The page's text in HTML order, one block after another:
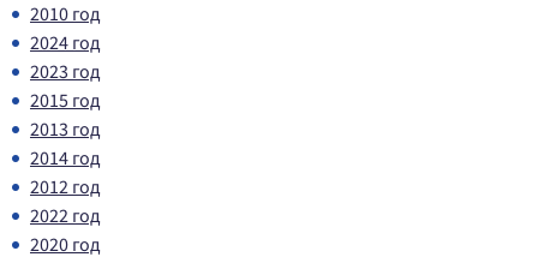
2010 год
2024 год
2023 год
2015 год
2013 год
2014 год
2012 год
2022 год
2020 год